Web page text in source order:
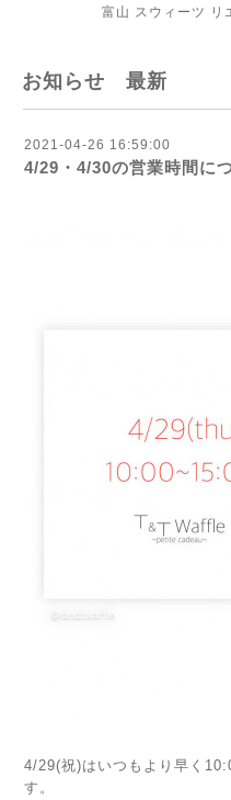
富山 スウィーツ リ
お知らせ 最新
2021-04-26 16:59:00
4/29・4/30の営業時間に
4/29(祝)はいつもより早く
す。